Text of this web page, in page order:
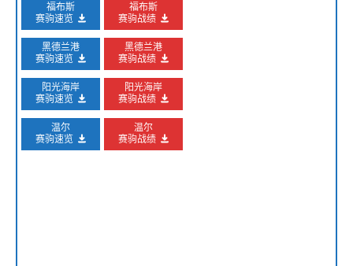
福布斯
赛驹速览
福布斯
赛驹战绩
黑德兰港
赛驹速览
黑德兰港
赛驹战绩
阳光海岸
赛驹速览
阳光海岸
赛驹战绩
温尔
赛驹速览
温尔
赛驹战绩